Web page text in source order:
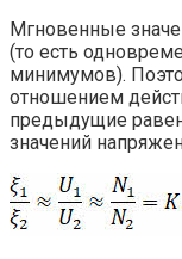
Мгновенные
(то есть
минимумов).
отношением
предыдущие
значений